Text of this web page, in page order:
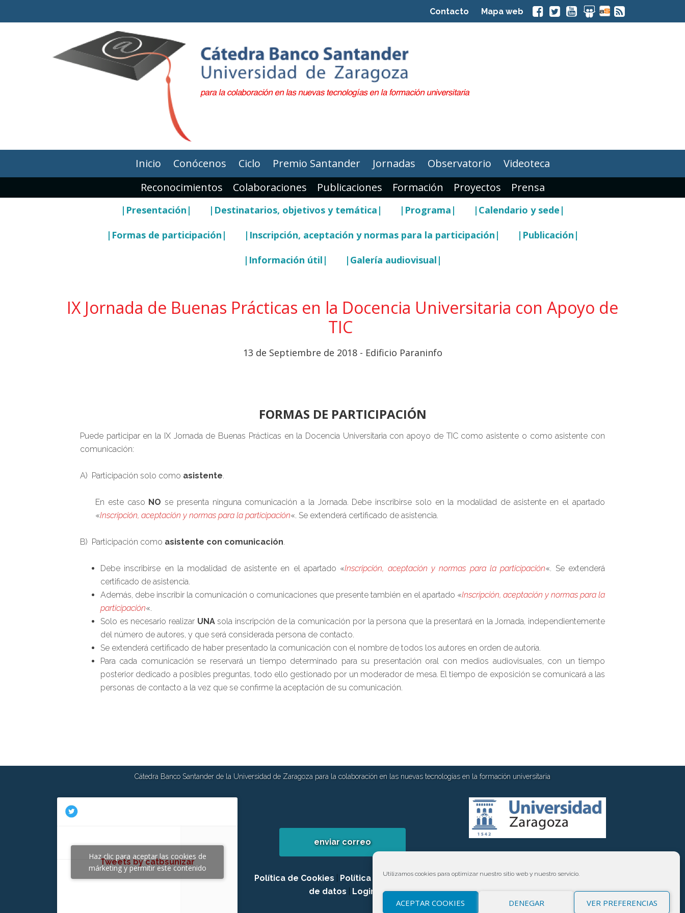
Utilizamos cookies para optimizar nuestro sitio web y nuestro servicio.
ACEPTAR COOKIES DENEGAR VER PREFERENCIAS
Contacto Mapa web
Inicio Conócenos Ciclo Premio Santander Jornadas Observatorio
Videoteca
Reconocimientos
Colaboraciones Publicaciones Formación Proyectos Prensa
|Presentación| |Destinatarios, objetivos y temática| |Programa| |Calendario y sede|
|Formas de participación| |Inscripción, aceptación y normas para la participación| |Publicación|
|Información útil| |Galería audiovisual|
IX Jornada de Buenas Prácticas en la Docencia Universitaria con Apoyo de
TIC
13 de Septiembre de 2018 - Edificio Paraninfo
FORMAS DE PARTICIPACIÓN
Puede participar en la IX Jornada de Buenas Prácticas en la Docencia Universitaria con apoyo de TIC como asistente o como asistente con
comunicación:
A) Participación solo como asistente.
En este caso NO se presenta ninguna comunicación a la Jornada. Debe inscribirse solo en la modalidad de asistente en el apartado
«Inscripción, aceptación y normas para la participación«. Se extenderá certificado de asistencia.
B) Participación como asistente con comunicación.
Debe inscribirse en la modalidad de asistente en el apartado «Inscripción, aceptación y normas para la participación«. Se extenderá
certificado de asistencia.
Además, debe inscribir la comunicación o comunicaciones que presente también en el apartado «Inscripción, aceptación y normas para la
participación«.
Solo es necesario realizar UNAsola inscripción de la comunicación por la persona que la presentará en la Jornada, independientemente
del número de autores, y que será considerada persona de contacto.
Se extenderá certificado de haber presentado la comunicación con el nombre de todos los autores en orden de autoría.
Para cada comunicación se reservará un tiempo determinado para su presentación oral con medios audiovisuales, con un tiempo
posterior dedicado a posibles preguntas, todo ello gestionado por un moderador de mesa. El tiempo de exposición se comunicará a las
personas de contacto a la vez que se confirme la aceptación de su comunicación.
Cátedra Banco Santander de la Universidad de Zaragoza para la colaboración en las nuevas tecnologías en la formación universitaria
Tweets by catbsunizar
Haz clic para aceptar las cookies de
márketing y permitir este contenido
enviar correo
Política de Cookies
Política de privacidad
de datos
Login